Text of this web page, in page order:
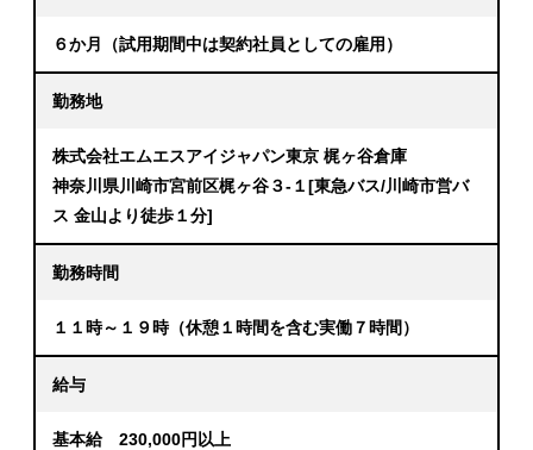
６か月（試用期間中は契約社員としての雇用）
勤務地
株式会社エムエスアイジャパン東京 梶ヶ谷倉庫
神奈川県川崎市宮前区梶ヶ谷３-１[東急バス/川崎市営バ
ス 金山より徒歩１分]
勤務時間
１１時～１９時（休憩１時間を含む実働７時間）
給与
基本給 230,000円以上